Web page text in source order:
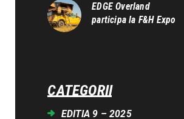
EDGE Overland
participa la F&H Expo
CATEGORII
EDITIA 9 – 2025